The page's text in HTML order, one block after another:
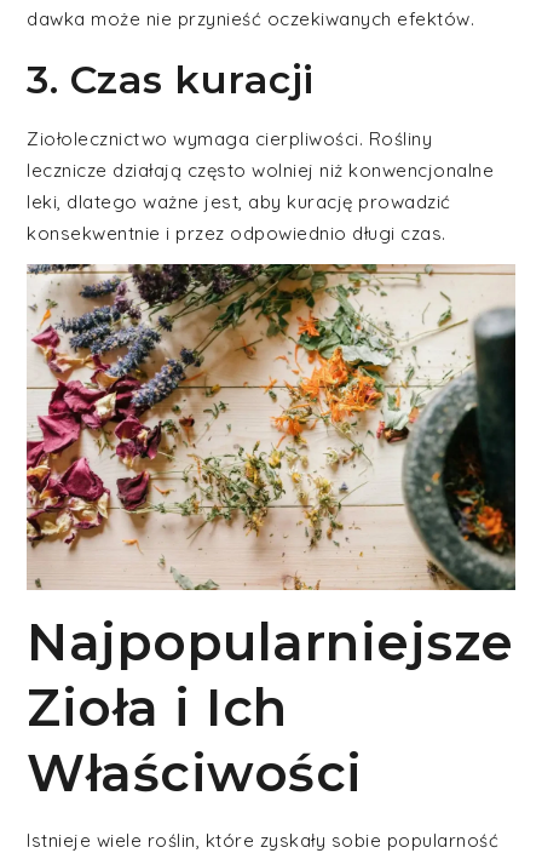
dawka może nie przynieść oczekiwanych efektów.
3. Czas kuracji
Ziołolecznictwo wymaga cierpliwości. Rośliny
lecznicze działają często wolniej niż konwencjonalne
leki, dlatego ważne jest, aby kurację prowadzić
konsekwentnie i przez odpowiednio długi czas.
Najpopularniejsze
Zioła i Ich
Właściwości
Istnieje wiele roślin, które zyskały sobie popularność